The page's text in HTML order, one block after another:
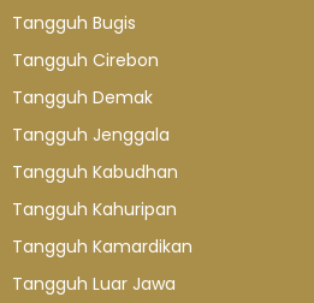
Tangguh Bugis
Tangguh Cirebon
Tangguh Demak
Tangguh Jenggala
Tangguh Kabudhan
Tangguh Kahuripan
Tangguh Kamardikan
Tangguh Luar Jawa